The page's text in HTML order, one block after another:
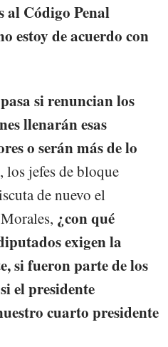
al Código Penal
estoy de acuerdo con
si renuncian los
llenarán esas
o serán más de lo
los jefes de bloque
de nuevo el
¿con qué
exigen la
si fueron parte de los
el presidente
cuarto presidente